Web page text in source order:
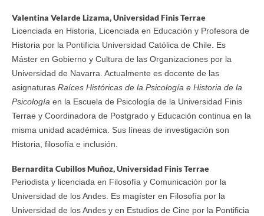
Valentina Velarde Lizama,Universidad Finis Terrae
Licenciada en Historia, Licenciada en Educación y Profesora de
Historia por la Pontificia Universidad Católica de Chile. Es
Máster en Gobierno y Cultura de las Organizaciones por la
Universidad de Navarra. Actualmente es docente de las
asignaturas Raíces Históricas de la Psicología e Historia de la
Psicología en la Escuela de Psicología de la Universidad Finis
Terrae y Coordinadora de Postgrado y Educación continua en la
misma unidad académica. Sus líneas de investigación son
Historia, filosofía e inclusión.
Bernardita Cubillos Muñoz,Universidad Finis Terrae
Periodista y licenciada en Filosofía y Comunicación por la
Universidad de los Andes. Es magíster en Filosofía por la
Universidad de los Andes y en Estudios de Cine por la Pontificia